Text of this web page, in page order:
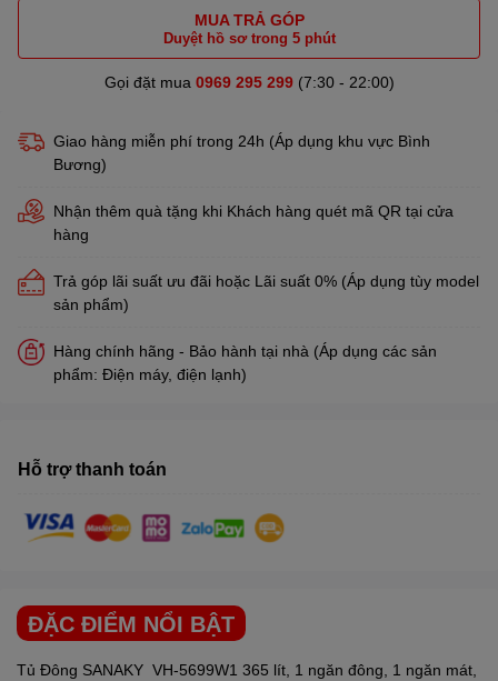
MUA TRẢ GÓP
Duyệt hồ sơ trong 5 phút
Gọi đặt mua 0969 295 299(7:30 - 22:00)
Giao hàng miễn phí trong 24h (Áp dụng khu vực Bình
Bương)
Nhận thêm quà tặng khi Khách hàng quét mã QR tại cửa
hàng
Trả góp lãi suất ưu đãi hoặc Lãi suất 0% (Áp dụng tùy model
sản phẩm)
Hàng chính hãng - Bảo hành tại nhà (Áp dụng các sản
phẩm: Điện máy, điện lạnh)
Hỗ trợ thanh toán
ĐẶC ĐIỂM NỔI BẬT
Tủ Đông SANAKY VH-5699W1 365 lít, 1 ngăn đông, 1 ngăn mát,